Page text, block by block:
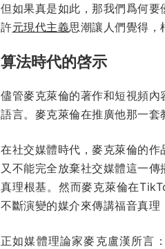
但如果真是如此，那我們爲何
許元現代主義思潮讓人們覺得，
算法時代的啓示
儘管麥克萊倫的著作和短視頻
語言。麥克萊倫在推廣他那一
在社交媒體時代，麥克萊倫的
又不能完全放棄社交媒體這一
真理根基。然而麥克萊倫在
不斷演變的媒介來傳講福音真
正如媒體理論家麥克盧漢所言